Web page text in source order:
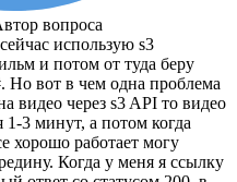
вопроса
использую s3
и потом от туда беру
Но вот в чем одна проблема
видео через s3 API то видео
1-3 минут, а потом когда
хорошо работает могу
Когда у меня я ссылку